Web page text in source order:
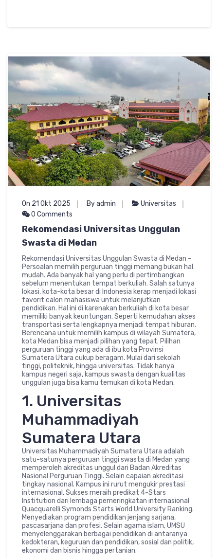
On 21 Okt 2025 By admin
Universitas
0 Comments
Rekomendasi Universitas Unggulan
Swasta di Medan
Rekomendasi Universitas Unggulan Swasta di Medan –
Persoalan memilih perguruan tinggi memang bukan hal
mudah. Ada banyak hal yang perlu di pertimbangkan
sebelum menentukan tempat berkuliah. Salah satunya
lokasi, kota-kota besar di Indonesia kerap menjadi lokasi
favorit calon mahasiswa untuk melanjutkan
pendidikan. Hal ini di karenakan berkuliah di kota besar
memiliki banyak keuntungan. Seperti kemudahan akses
transportasi serta lengkapnya menjadi tempat hiburan.
Berencana untuk memilih kampus di wilayah Sumatera,
kota Medan bisa menjadi pilihan yang tepat. Pilihan
perguruan tinggi yang ada di ibu kota Provinsi
Sumatera Utara cukup beragam. Mulai dari sekolah
tinggi, politeknik, hingga universitas. Tidak hanya
kampus negeri saja, kampus swasta dengan kualitas
unggulan juga bisa kamu temukan di kota Medan.
1. Universitas
Muhammadiyah
Sumatera Utara
Universitas Muhammadiyah Sumatera Utara adalah
satu-satunya perguruan tinggi swasta di Medan yang
memperoleh akreditas unggul dari Badan Akreditas
Nasional Perguruan Tinggi. Selain capaian akreditasi
tingkay nasional. Kampus ini rurut mengukir prestasi
internasional. Sukses meraih predikat 4-Stars
Institution dari lembaga pemeringkatan internasional
Quacquarelli Symonds Starts World University Ranking.
Menyediakan program pendidikan jenjang sarjana,
pascasarjana dan profesi. Selain agama islam, UMSU
menyelenggarakan berbagai pendidikan di antaranya
kedokteran, keguruan dan pendidikan, sosial dan politik,
ekonomi dan bisnis hingga pertanian.